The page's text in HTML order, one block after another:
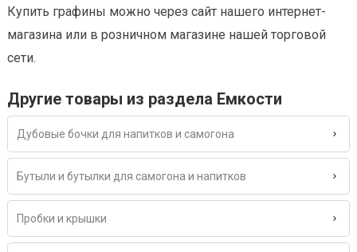
Купить графины можно через сайт нашего интернет-
магазина или в розничном магазине нашей торговой
сети.
Другие товары из раздела Емкости
Дубовые бочки для напитков и самогона
Бутыли и бутылки для самогона и напитков
Пробки и крышки